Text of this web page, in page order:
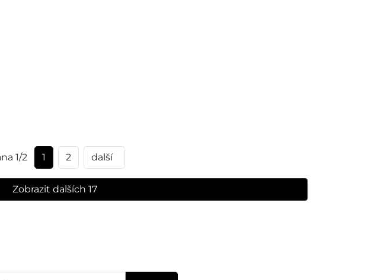
1/2 1 2 další
Zobrazit dalších 17